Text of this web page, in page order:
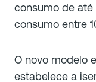
consumo de
consumo entre
O novo modelo
estabelece a